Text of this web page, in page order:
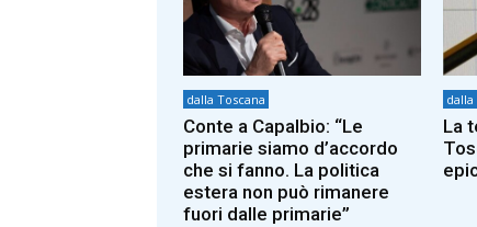
dalla Toscana
Conte a Capalbio: “Le
primarie siamo d’accordo
che si fanno. La politica
estera non può rimanere
fuori dalle primarie”
dalla
La